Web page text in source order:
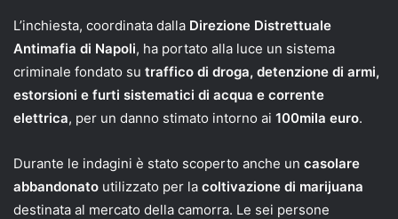
L’inchiesta, coordinata dalla Direzione Distrettuale
Antimafia di Napoli, ha portato alla luce un sistema
criminale fondato su traffico di droga, detenzione di armi,
estorsioni e furti sistematici di acqua e corrente
elettrica, per un danno stimato intorno ai 100mila euro.
Durante le indagini è stato scoperto anche un casolare
abbandonato utilizzato per la coltivazione di marijuana
destinata al mercato della camorra. Le sei persone